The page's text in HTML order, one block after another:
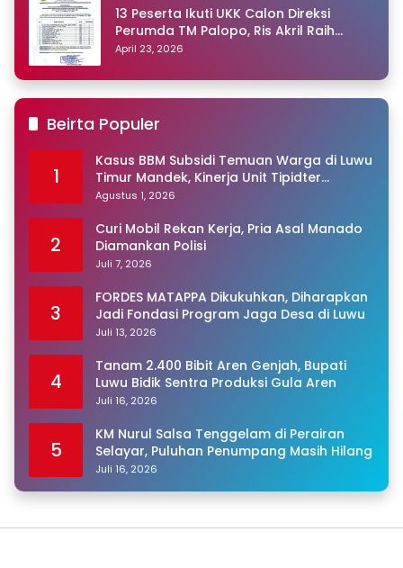
13 Peserta Ikuti UKK Calon Direksi
Perumda TM Palopo, Ris Akril Raih
Peringkat Pertama
April 23, 2026
Beirta Populer
1
Kasus BBM Subsidi Temuan Warga di Luwu
Timur Mandek, Kinerja Unit Tipidter
Disorot, Paminal Diminta Turun Tangan
Agustus 1, 2026
2
Curi Mobil Rekan Kerja, Pria Asal Manado
Diamankan Polisi
Juli 7, 2026
3
FORDES MATAPPA Dikukuhkan, Diharapkan
Jadi Fondasi Program Jaga Desa di Luwu
Juli 13, 2026
4
Tanam 2.400 Bibit Aren Genjah, Bupati
Luwu Bidik Sentra Produksi Gula Aren
Juli 16, 2026
5
KM Nurul Salsa Tenggelam di Perairan
Selayar, Puluhan Penumpang Masih Hilang
Juli 16, 2026